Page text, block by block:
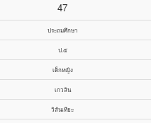
47
ประถมศึกษา
ป.๕
เด็กหญิง
เกวลิน
วิสันเทียะ